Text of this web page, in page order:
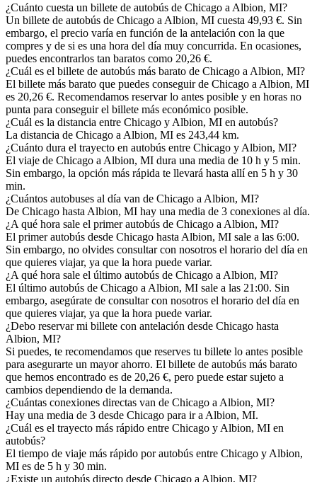
¿Cuánto cuesta un billete de autobús de Chicago a Albion, MI?
Un billete de autobús de Chicago a Albion, MI cuesta 49,93 €. Sin
embargo, el precio varía en función de la antelación con la que
compres y de si es una hora del día muy concurrida. En ocasiones,
puedes encontrarlos tan baratos como 20,26 €.
¿Cuál es el billete de autobús más barato de Chicago a Albion, MI?
El billete más barato que puedes conseguir de Chicago a Albion, MI
es 20,26 €. Recomendamos reservar lo antes posible y en horas no
punta para conseguir el billete más económico posible.
¿Cuál es la distancia entre Chicago y Albion, MI en autobús?
La distancia de Chicago a Albion, MI es 243,44 km.
¿Cuánto dura el trayecto en autobús entre Chicago y Albion, MI?
El viaje de Chicago a Albion, MI dura una media de 10 h y 5 min.
Sin embargo, la opción más rápida te llevará hasta allí en 5 h y 30
min.
¿Cuántos autobuses al día van de Chicago a Albion, MI?
De Chicago hasta Albion, MI hay una media de 3 conexiones al día.
¿A qué hora sale el primer autobús de Chicago a Albion, MI?
El primer autobús desde Chicago hasta Albion, MI sale a las 6:00.
Sin embargo, no olvides consultar con nosotros el horario del día en
que quieres viajar, ya que la hora puede variar.
¿A qué hora sale el último autobús de Chicago a Albion, MI?
El último autobús de Chicago a Albion, MI sale a las 21:00. Sin
embargo, asegúrate de consultar con nosotros el horario del día en
que quieres viajar, ya que la hora puede variar.
¿Debo reservar mi billete con antelación desde Chicago hasta
Albion, MI?
Si puedes, te recomendamos que reserves tu billete lo antes posible
para asegurarte un mayor ahorro. El billete de autobús más barato
que hemos encontrado es de 20,26 €, pero puede estar sujeto a
cambios dependiendo de la demanda.
¿Cuántas conexiones directas van de Chicago a Albion, MI?
Hay una media de 3 desde Chicago para ir a Albion, MI.
¿Cuál es el trayecto más rápido entre Chicago y Albion, MI en
autobús?
El tiempo de viaje más rápido por autobús entre Chicago y Albion,
MI es de 5 h y 30 min.
¿Existe un autobús directo desde Chicago a Albion, MI?